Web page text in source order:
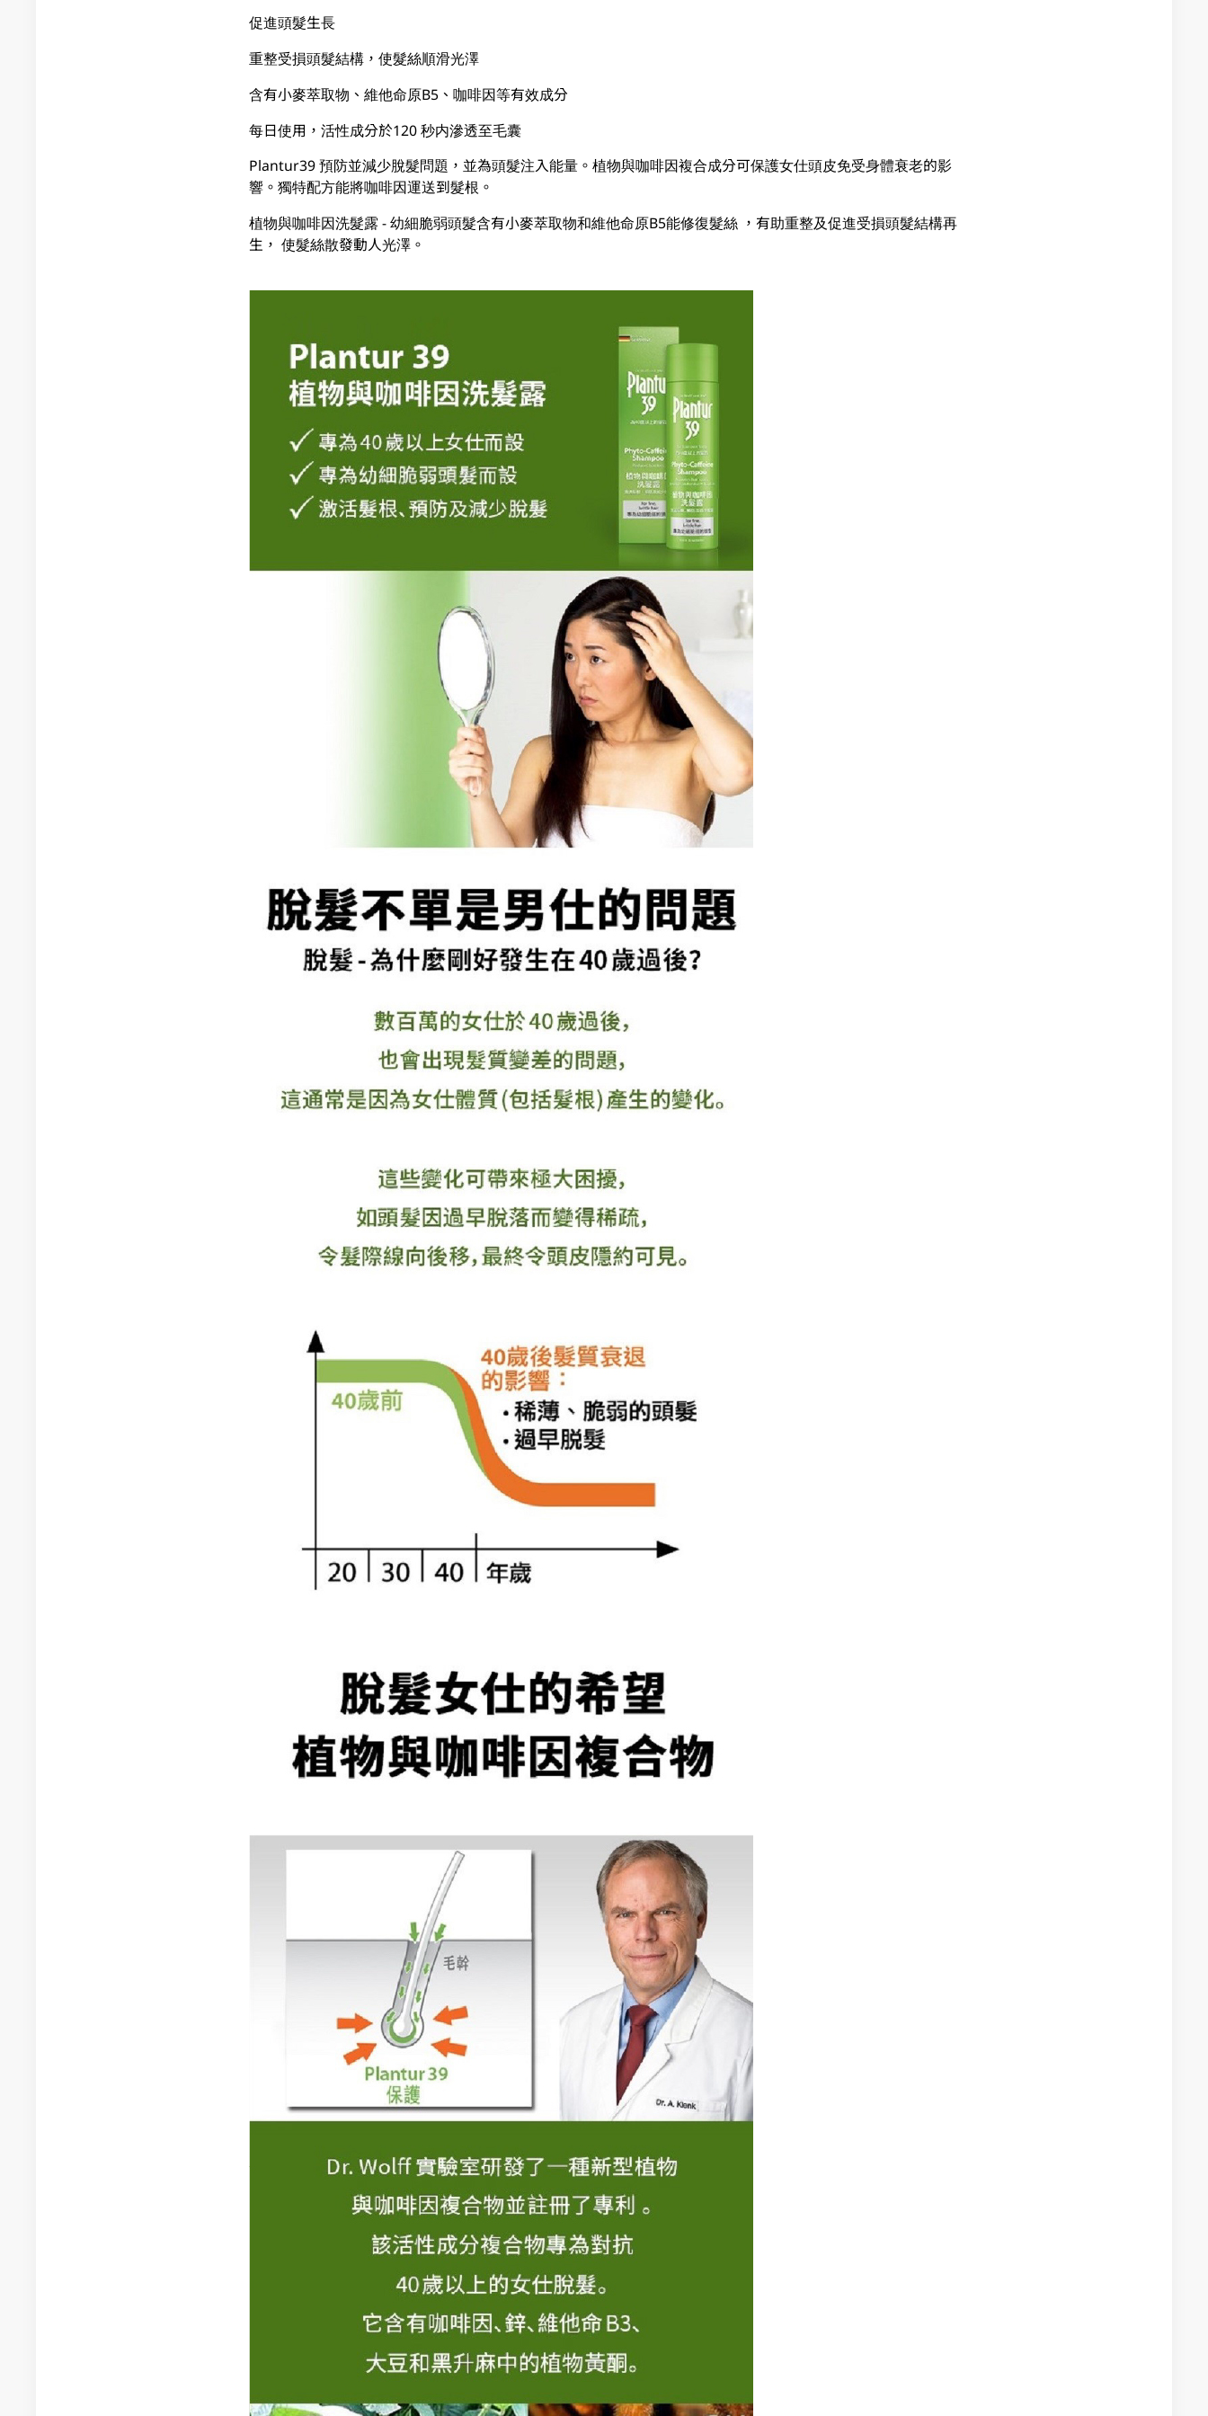
促進頭髮生長
重整受損頭髮結構，使髮絲順滑光澤
含有小麥萃取物、維他命原B5、咖啡因等有效成分
每日使用，活性成分於120 秒内滲透至毛囊
Plantur39 預防並減少脫髮問題，並為頭髮注入能量。植物與咖啡因複合成分可保護女仕頭皮免受身體衰老的影
響。獨特配方能將咖啡因運送到髮根。
植物與咖啡因洗髮露 - 幼細脆弱頭髮含有小麥萃取物和維他命原B5能修復髮絲 ，有助重整及促進受損頭髮結構再
生， 使髮絲散發動人光澤。